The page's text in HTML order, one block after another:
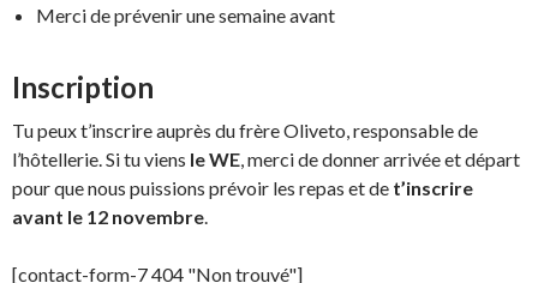
Merci de prévenir une semaine avant
Inscription
Tu peux t’inscrire auprès du frère Oliveto, responsable de
l’hôtellerie. Si tu viens le WE , merci de donner arrivée et départ
pour que nous puissions prévoir les repas et de t’inscrire
avant le 12 novembre
[contact-form-7 404 "Non trouvé"]